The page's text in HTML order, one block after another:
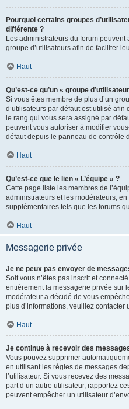
Pourquoi certains groupes
différente ?
Les administrateurs du forum
groupe d’utilisateurs afin de faciliter
Haut
Qu’est-ce qu’un « groupe
Si vous êtes membre de plus d’un
d’utilisateurs par défaut est utilisé
le rang qui vous sera assigné par
peuvent vous autoriser à modifier
défaut depuis le panneau de contrôle
Haut
Qu’est-ce que le lien « L’équipe » ?
Cette page liste les membres de
administrateurs et les modérateurs,
supplémentaires tels que les forums
Haut
Messagerie privée
Je ne peux pas envoyer de
Soit vous n’êtes pas inscrit et
entièrement la messagerie privée sur
modérateur a décidé de vous
plus d’informations, veuillez contacter
Haut
Je continue à recevoir des
Vous pouvez supprimer
en utilisant les règles de messages
l’utilisateur. Si vous recevez des
part d’un autre utilisateur, rapportez
peuvent empêcher un utilisateur